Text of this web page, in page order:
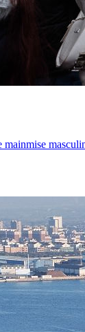
mainmise